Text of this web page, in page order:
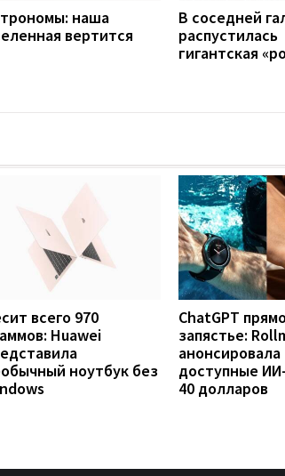
наша
вертится
В соседней
распустилась
гигантская
всего 970
Huawei
ноутбук без
ChatGPT
запястье:
анонсировала
доступные
40 долларов